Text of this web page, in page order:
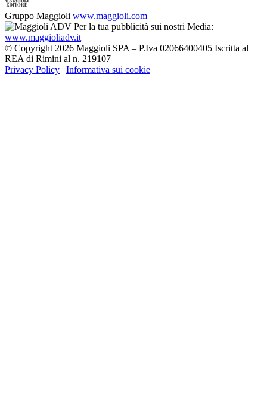
Gruppo Maggioli www.maggioli.com
Per la tua pubblicità sui nostri Media:
www.maggioliadv.it
© Copyright 2026 Maggioli SPA – P.Iva 02066400405 Iscritta al
REA di Rimini al n. 219107
Privacy Policy | Informativa sui cookie